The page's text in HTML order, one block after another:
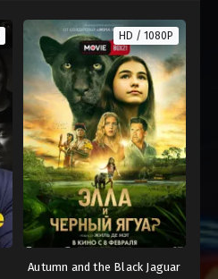
HD / 1080P
Autumn and the Black Jaguar